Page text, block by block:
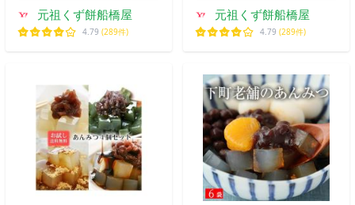
元祖くず餅船橋屋
4.79 (289件)
元祖くず餅船橋屋
4.79 (289件)